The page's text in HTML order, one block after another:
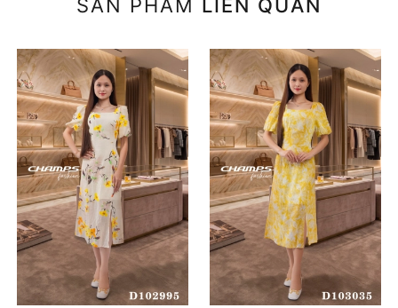
SẢN PHẨM LIÊN QUAN